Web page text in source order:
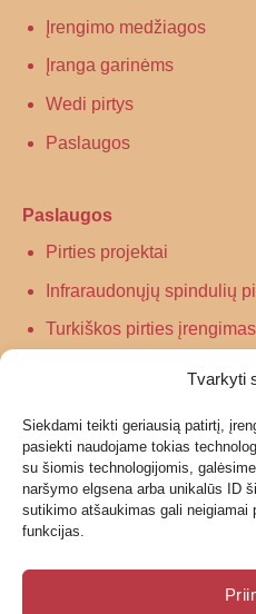
Tvarkyti
Siekdami teikti geriausią patirtį,
pasiekti naudojame tokias
su šiomis technologijomis,
naršymo elgsena arba unikalūs ID
sutikimo atšaukimas gali
funkcijas.
Įrengimo medžiagos
Įranga garinėms
Wedi pirtys
Paslaugos
Paslaugos
Pirties projektai
Infraraudonųjų spindulių
Turkiškos pirties įrengimas
Informacija
Grąžinimas
Garantijos ir privatumo